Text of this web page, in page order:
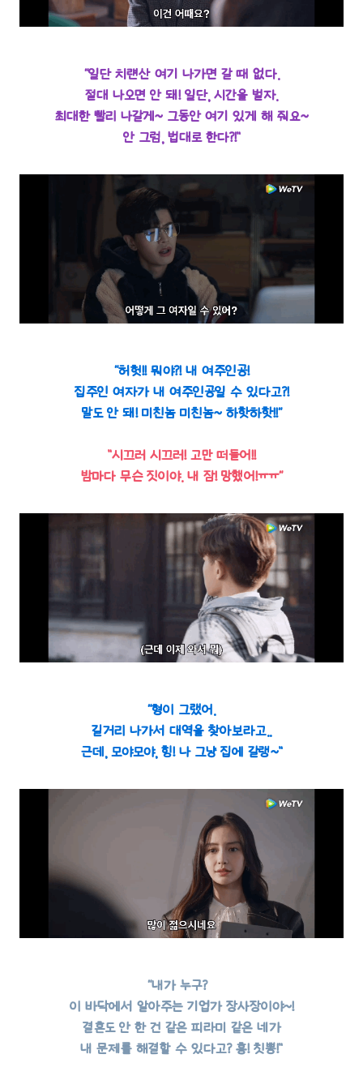
“일단 치럔산 여기 나가면 갈 때 없다.
절대 나오면 안 돼! 일단, 시간을 벌자.
최대한 빨리 나갈게~ 그동안 여기 있게 해 줘요~
안 그럼, 법대로 한다?!”
“허헛!! 뭐야?! 내 여주인공!
집주인 여자가 내 여주인공일 수 있다고?!
말도 안 돼! 미친놈 미친놈~ 하핫하핫!!“
”시끄러 시끄러! 고만 떠들어!!
밤마다 무슨 짓이야. 내 잠! 망했어!ㅠㅠ“
“형이 그랬어.
길거리 나가서 대역을 찾아보라고..
근데, 모야모야, 힝! 나 그냥 집에 갈랭~”
“내가 누구?
이 바닥에서 알아주는 기업가 장사장이야~!
결혼도 안 한 건 같은 피라미 같은 네가
내 문제를 해결할 수 있다고? 흥! 칫뽕!”